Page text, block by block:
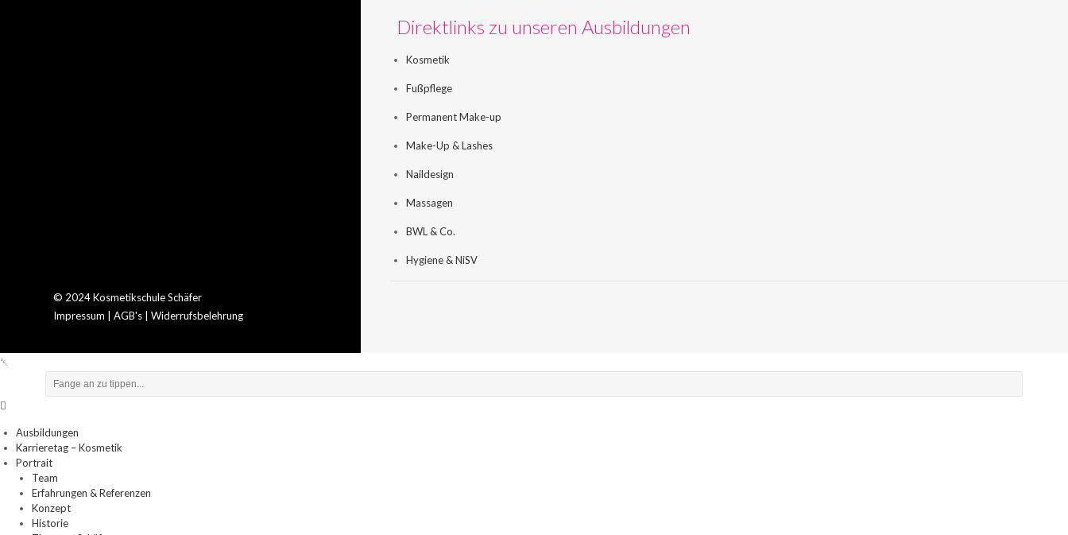
© 2024 Kosmetikschule Schäfer
Impressum
AGB's Widerrufsbelehrung
Direktlinks zu unseren Ausbildungen
Kosmetik
Fußpflege
Permanent Make-up
Make-Up & Lashes
Naildesign
Massagen
BWL & Co.
Hygiene & NiSV
Ausbildungen
Karrieretag – Kosmetik
Portrait
Team
Erfahrungen & Referenzen
Konzept
Historie